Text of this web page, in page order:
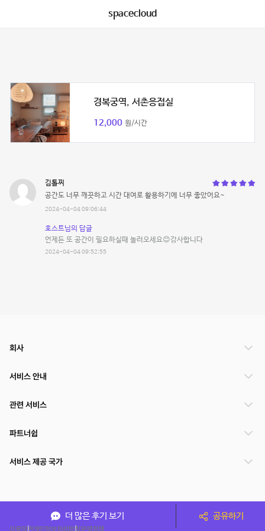
spacecloud
경복궁역, 서촌응접실
12,000 원/시간
김톨찌
공간도 너무 깨끗하고 시간 대여로 활용하기에 너무 좋았어요~
2024-04-04 09:06:44
호스트님의 답글
언제든 또 공간이 필요하실때 놀러오세요😊감사합니다
2024-04-04 09:52:55
더 많은 후기 보기 공유하기
회사
서비스 안내
관련 서비스
파트너쉽
서비스 제공 국가
이용약관개인정보처리방침운영정책